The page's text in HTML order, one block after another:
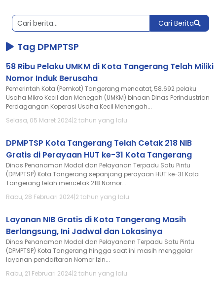
Cari Berita
Tag DPMPTSP
58 Ribu Pelaku UMKM di Kota Tangerang Telah Miliki
Nomor Induk Berusaha
Pemerintah Kota (Pemkot) Tangerang mencatat, 58.692 pelaku
Usaha Mikro Kecil dan Menegah (UMKM) binaan Dinas Perindustrian
Perdagangan Koperasi Usaha Kecil Menengah...
Selasa, 05 Maret 2024|2 tahun yang lalu
DPMPTSP Kota Tangerang Telah Cetak 218 NIB
Gratis di Perayaan HUT ke-31 Kota Tangerang
Dinas Penanaman Modal dan Pelayanan Terpadu Satu Pintu
(DPMPTSP) Kota Tangerang sepanjang perayaan HUT ke-31 Kota
Tangerang telah mencetak 218 Nomor...
Rabu, 28 Februari 2024|2 tahun yang lalu
Layanan NIB Gratis di Kota Tangerang Masih
Berlangsung, Ini Jadwal dan Lokasinya
Dinas Penanaman Modal dan Pelayanann Terpadu Satu Pintu
(DPMPTSP) Kota Tangerang hingga saat ini masih menggelar
layanan pendaftaran Nomor Izin...
Rabu, 21 Februari 2024|2 tahun yang lalu